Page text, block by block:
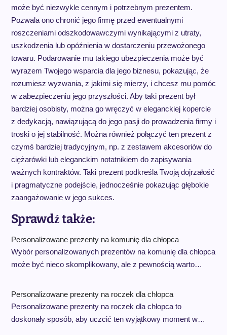
może być niezwykle cennym i potrzebnym prezentem.
Pozwala ono chronić jego firmę przed ewentualnymi
roszczeniami odszkodowawczymi wynikającymi z utraty,
uszkodzenia lub opóźnienia w dostarczeniu przewożonego
towaru. Podarowanie mu takiego ubezpieczenia może być
wyrazem Twojego wsparcia dla jego biznesu, pokazując, że
rozumiesz wyzwania, z jakimi się mierzy, i chcesz mu pomóc
w zabezpieczeniu jego przyszłości. Aby taki prezent był
bardziej osobisty, można go wręczyć w eleganckiej kopercie
z dedykacją, nawiązującą do jego pasji do prowadzenia firmy i
troski o jej stabilność. Można również połączyć ten prezent z
czymś bardziej tradycyjnym, np. z zestawem akcesoriów do
ciężarówki lub eleganckim notatnikiem do zapisywania
ważnych kontraktów. Taki prezent podkreśla Twoją dojrzałość
i pragmatyczne podejście, jednocześnie pokazując głębokie
zaangażowanie w jego sukces.
Sprawdź także:
Personalizowane prezenty na komunię dla chłopca
Wybór personalizowanych prezentów na komunię dla chłopca
może być nieco skomplikowany, ale z pewnością warto…
Personalizowane prezenty na roczek dla chłopca
Personalizowane prezenty na roczek dla chłopca to
doskonały sposób, aby uczcić ten wyjątkowy moment w…